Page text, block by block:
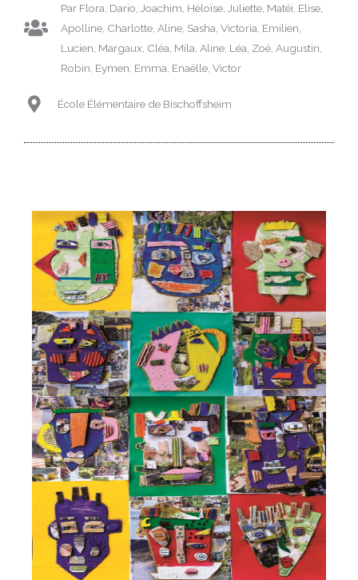
Par Flora, Dario, Joachim, Héloïse, Juliette, Matéi, Elise,
Apolline, Charlotte, Aline, Sasha, Victoria, Emilien,
Lucien, Margaux, Cléa, Mila, Aline, Léa, Zoé, Augustin,
Robin, Eymen, Emma, Enaëlle, Victor
École Élémentaire de Bischoffsheim